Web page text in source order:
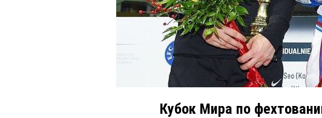
Кубок Мира по